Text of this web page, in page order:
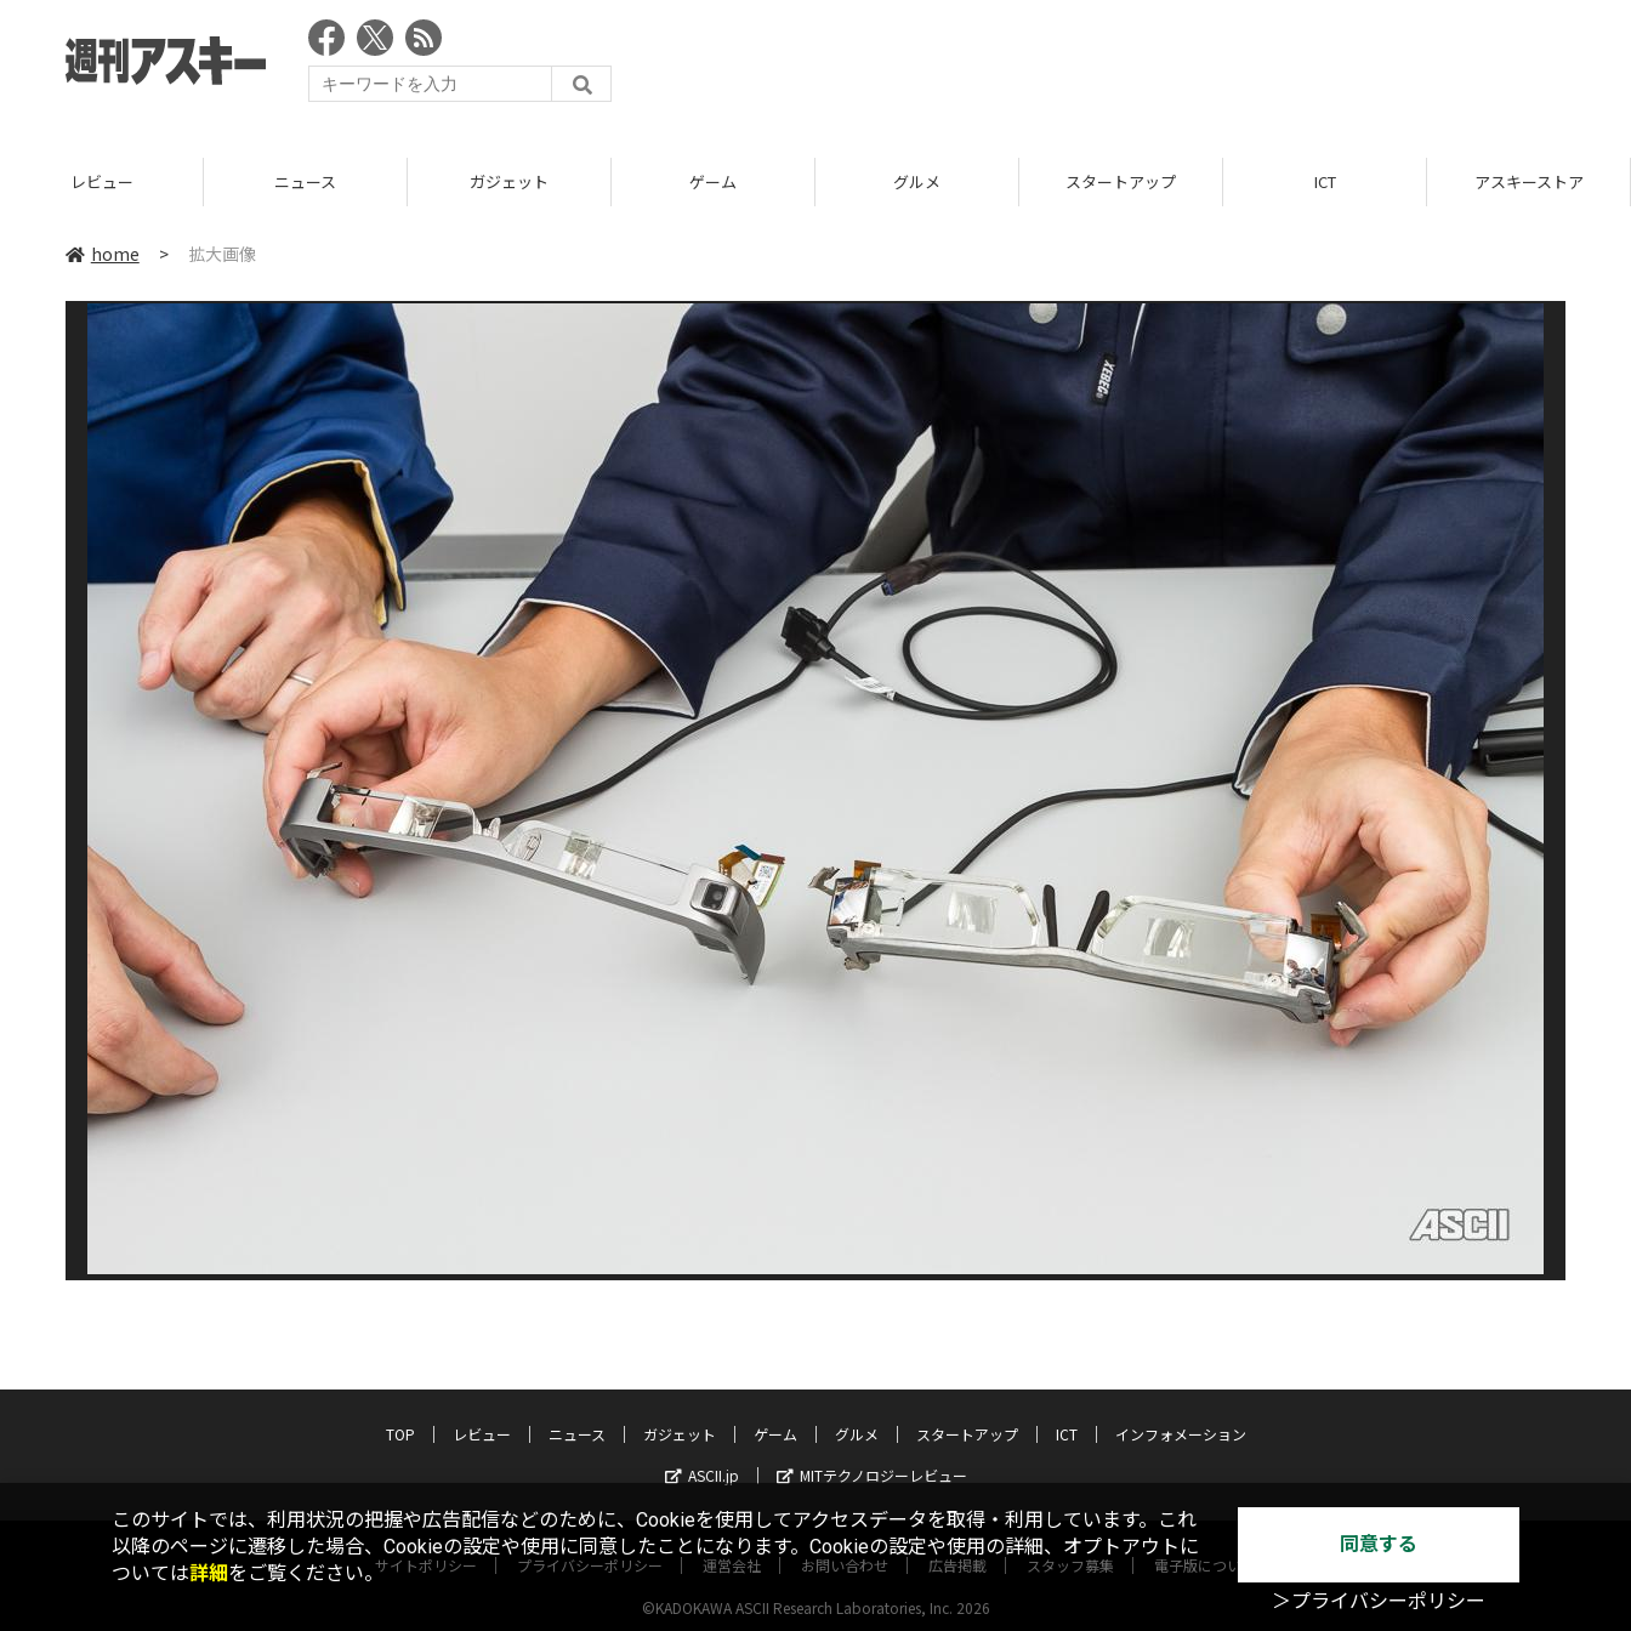
レビュー ニュース ガジェット ゲーム グルメ スタートアップ ICT アスキーストア
home > 拡大画像
TOP レビュー ニュース ガジェット ゲーム グルメ スタートアップ ICT
インフォメーション
ASCII.jp
MITテクノロジーレビュー
サイトポリシー プライバシーポリシー 運営会社 お問い合わせ 広告掲載 スタッフ募集 電子版について
©KADOKAWA ASCII Research Laboratories, Inc. 2026
このサイトでは、利用状況の把握や広告配信などのために、Cookieを使用してアクセスデータを取得・利用しています。これ
以降のページに遷移した場合、Cookieの設定や使用に同意したことになります。Cookieの設定や使用の詳細、オプトアウトに
ついては詳細をご覧ください。
同意する
＞プライバシーポリシー